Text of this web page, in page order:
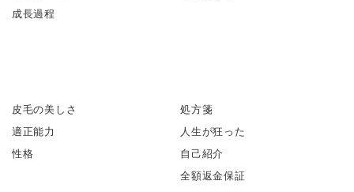
成長過程
皮毛の美しさ
適正能力
性格
処方箋
人生が狂った
自己紹介
全額返金保証